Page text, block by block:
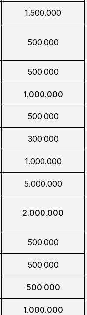
1.500.000
500.000
500.000
1.000.000
500.000
300.000
1.000.000
5.000.000
2.000.000
500.000
500.000
500.000
1.000.000